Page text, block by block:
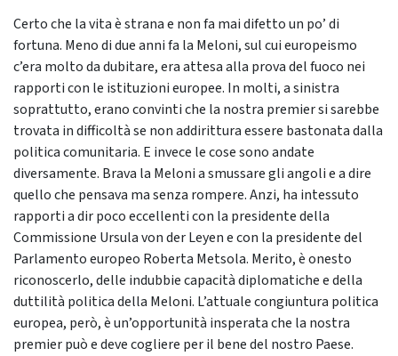
Certo che la vita è strana e non fa mai difetto un po’ di
fortuna. Meno di due anni fa la Meloni, sul cui europeismo
c’era molto da dubitare, era attesa alla prova del fuoco nei
rapporti con le istituzioni europee. In molti, a sinistra
soprattutto, erano convinti che la nostra premier si sarebbe
trovata in difficoltà se non addirittura essere bastonata dalla
politica comunitaria. E invece le cose sono andate
diversamente. Brava la Meloni a smussare gli angoli e a dire
quello che pensava ma senza rompere. Anzi, ha intessuto
rapporti a dir poco eccellenti con la presidente della
Commissione Ursula von der Leyen e con la presidente del
Parlamento europeo Roberta Metsola. Merito, è onesto
riconoscerlo, delle indubbie capacità diplomatiche e della
duttilità politica della Meloni. L’attuale congiuntura politica
europea, però, è un’opportunità insperata che la nostra
premier può e deve cogliere per il bene del nostro Paese.